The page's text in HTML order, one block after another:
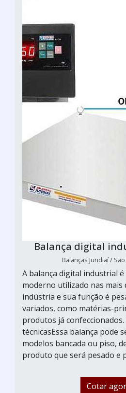
Balança digital
Balanças Jundiaí /
A balança digital industrial
moderno utilizado nas mais
indústria e sua função é
variados, como matérias-
produtos já
técnicasEssa balança pode
modelos bancada ou piso,
produto que será pesado e
Cotar